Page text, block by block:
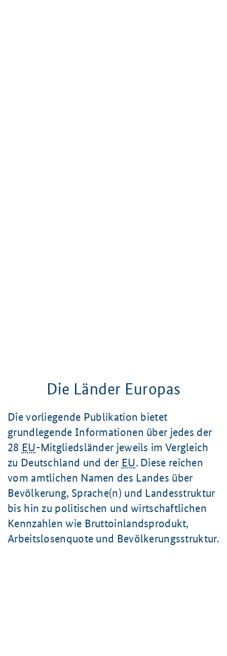
Die Länder Europas
Die vorliegende Publikation bietet
grundlegende Informationen über jedes der
28 EU-Mitgliedsländer jeweils im Vergleich
zu Deutschland und der EU. Diese reichen
vom amtlichen Namen des Landes über
Bevölkerung, Sprache(n) und Landesstruktur
bis hin zu politischen und wirtschaftlichen
Kennzahlen wie Bruttoinlandsprodukt,
Arbeitslosenquote und Bevölkerungsstruktur.